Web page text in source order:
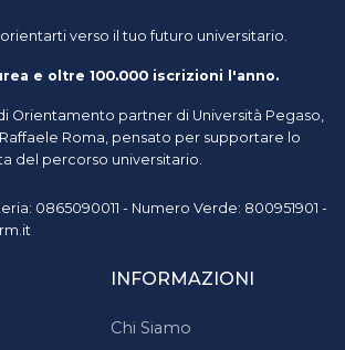
verso il tuo futuro universitario.
e oltre 100.000 iscrizioni l'anno.
Orientamento partner di Università Pegaso,
Roma, pensato per supportare lo
del percorso universitario.
0865090011 - Numero Verde: 800951901 -
INFORMAZIONI
Chi Siamo